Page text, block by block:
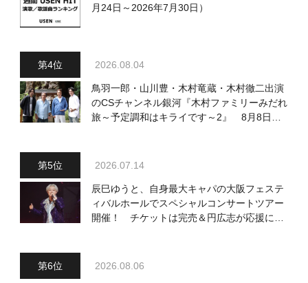
月24日～2026年7月30日）
2026.08.04
鳥羽一郎・山川豊・木村竜蔵・木村徹二出演
のCSチャンネル銀河『木村ファミリーみだれ
旅～予定調和はキライです～2』 8月8日
2026.07.14
辰巳ゆうと、自身最大キャパの大阪フェステ
ィバルホールでスペシャルコンサートツアー
開催！ チケットは完売＆円広志が応援に、
2026.08.06